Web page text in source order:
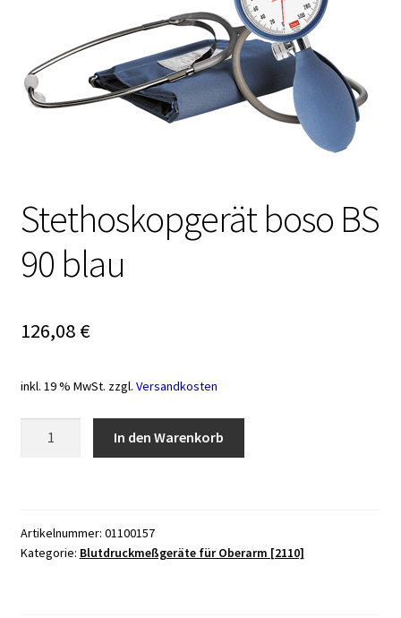
Stethoskopgerät boso BS
90 blau
126,08 €
inkl. 19 % MwSt. zzgl. Versandkosten
Menge
In den Warenkorb
Artikelnummer: 01100157
Kategorie: Blutdruckmeßgeräte für Oberarm [2110]